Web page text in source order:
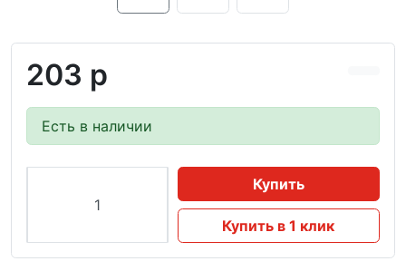
203 р
Есть в наличии
Купить
Купить в 1 клик